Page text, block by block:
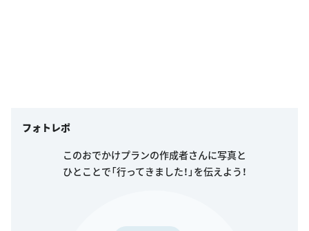
フォトレポ
このおでかけプランの作成者さんに写真と
ひとことで「行ってきました！」を伝えよう！